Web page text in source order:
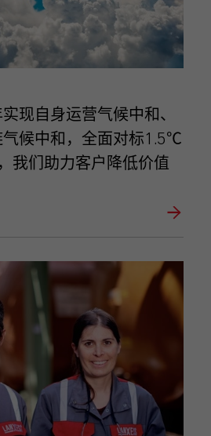
现自身运营气候中和、
候中和，全面对标1.5℃
我们助力客户降低价值